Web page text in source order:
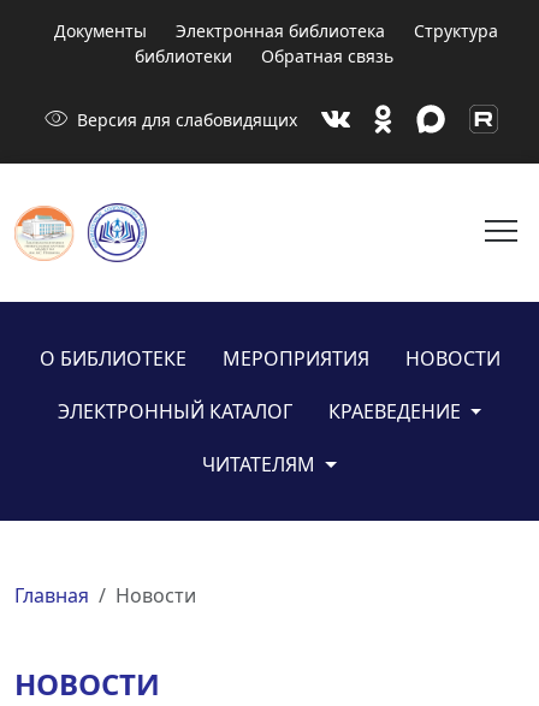
Документы Электронная библиотека
Структура
библиотеки
Обратная связь
visibility Версия для слабовидящих
menu
О БИБЛИОТЕКЕ МЕРОПРИЯТИЯ
НОВОСТИ
ЭЛЕКТРОННЫЙ КАТАЛОГ
КРАЕВЕДЕНИЕ
ЧИТАТЕЛЯМ
Главная Новости
НОВОСТИ